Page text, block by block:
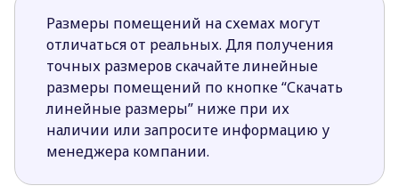
Большие площади остекления гарантируют
отличное дневное освещение гостиной и
дарят непередаваемое ощущение единства с
природой.
Открытая терраса, расположение окон в
гостиной с трех сторон (южной, западной и
северной) также способствуют лучшему
освещению дневной зоны.
Размеры помещений на схемах могут
отличаться от реальных. Для получения
точных размеров скачайте линейные
размеры помещений по кнопке “Скачать
линейные размеры” ниже при их
наличии или запросите информацию у
менеджера компании.